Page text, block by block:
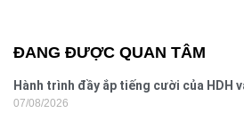
ĐANG ĐƯỢC QUAN TÂM
Hành trình đầy ắp tiếng cười của HDH
Long
07/08/2026